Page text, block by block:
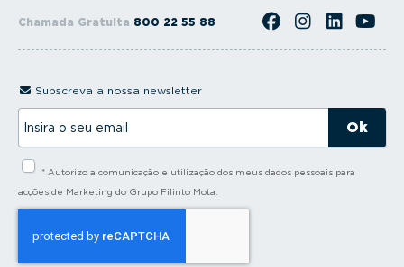
Chamada Gratuita 800 22 55 88
Subscreva a nossa newsletter
s
* Autorizo a comunicação e utilização dos meus dados pessoais para
acções de Marketing do Grupo Filinto Mota.